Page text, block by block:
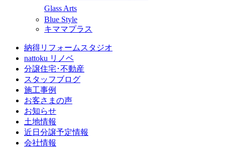
Glass Arts
Blue Style
キママプラス
納得リフォームスタジオ
nattoku リノベ
分譲住宅･不動産
スタッフブログ
施工事例
お客さまの声
お知らせ
土地情報
近日分譲予定情報
会社情報